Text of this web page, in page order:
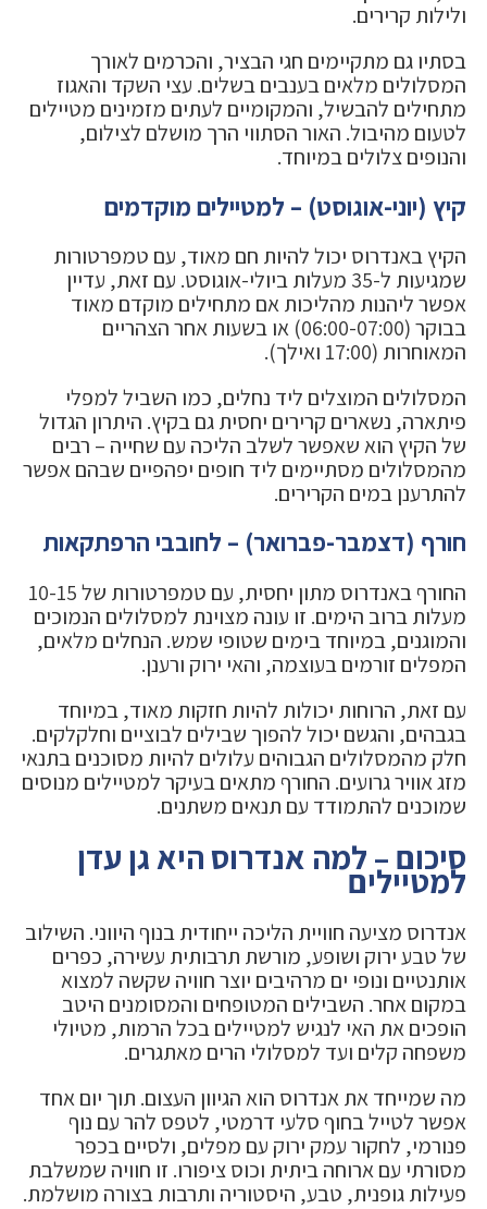
ולילות קרירים.
בסתיו גם מתקיימים חגי הבציר, והכרמים לאורך
המסלולים מלאים בענבים בשלים. עצי השקד והאגוז
מתחילים להבשיל, והמקומיים לעתים מזמינים מטיילים
לטעום מהיבול. האור הסתווי הרך מושלם לצילום,
והנופים צלולים במיוחד.
קיץ (יוני-אוגוסט) – למטיילים מוקדמים
הקיץ באנדרוס יכול להיות חם מאוד, עם טמפרטורות
שמגיעות ל-35 מעלות ביולי-אוגוסט. עם זאת, עדיין
אפשר ליהנות מהליכות אם מתחילים מוקדם מאוד
בבוקר (06:00-07:00) או בשעות אחר הצהריים
המאוחרות (17:00 ואילך).
המסלולים המוצלים ליד נחלים, כמו השביל למפלי
פיתארה, נשארים קרירים יחסית גם בקיץ. היתרון הגדול
של הקיץ הוא שאפשר לשלב הליכה עם שחייה – רבים
מהמסלולים מסתיימים ליד חופים יפהפיים שבהם אפשר
להתרענן במים הקרירים.
חורף (דצמבר-פברואר) – לחובבי הרפתקאות
החורף באנדרוס מתון יחסית, עם טמפרטורות של 10-15
מעלות ברוב הימים. זו עונה מצוינת למסלולים הנמוכים
והמוגנים, במיוחד בימים שטופי שמש. הנחלים מלאים,
המפלים זורמים בעוצמה, והאי ירוק ורענן.
עם זאת, הרוחות יכולות להיות חזקות מאוד, במיוחד
בגבהים, והגשם יכול להפוך שבילים לבוציים וחלקלקים.
חלק מהמסלולים הגבוהים עלולים להיות מסוכנים בתנאי
מזג אוויר גרועים. החורף מתאים בעיקר למטיילים מנוסים
שמוכנים להתמודד עם תנאים משתנים.
סיכום – למה אנדרוס היא גן עדן
למטיילים
אנדרוס מציעה חוויית הליכה ייחודית בנוף היווני. השילוב
של טבע ירוק ושופע, מורשת תרבותית עשירה, כפרים
אותנטיים ונופי ים מרהיבים יוצר חוויה שקשה למצוא
במקום אחר. השבילים המטופחים והמסומנים היטב
הופכים את האי לנגיש למטיילים בכל הרמות, מטיולי
משפחה קלים ועד למסלולי הרים מאתגרים.
מה שמייחד את אנדרוס הוא הגיוון העצום. תוך יום אחד
אפשר לטייל בחוף סלעי דרמטי, לטפס להר עם נוף
פנורמי, לחקור עמק ירוק עם מפלים, ולסיים בכפר
מסורתי עם ארוחה ביתית וכוס ציפורו. זו חוויה שמשלבת
פעילות גופנית, טבע, היסטוריה ותרבות בצורה מושלמת.